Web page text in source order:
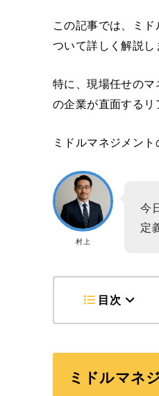
この記事では、ミ
ついて詳しく解説し
特に、現場任せの
の企業が直面するリ
ミドルマネジメン
村上
今
定
目次
ミドルマネ